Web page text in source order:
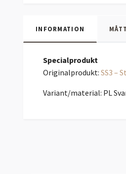
INFORMATION
Specialprodukt
Originalprodukt: SS3 –
Variant/material: PL